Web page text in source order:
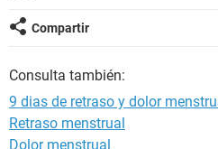
Compartir
Consulta también:
9 dias de retraso y dolor
Retraso menstrual
Dolor menstrual